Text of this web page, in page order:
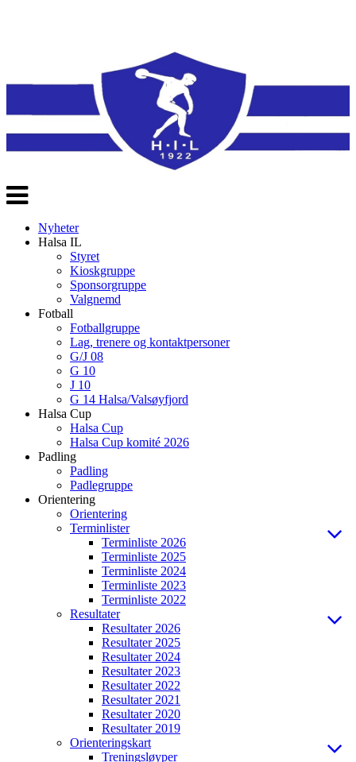
Veksle
navigasjon
Nyheter
Halsa IL
Styret
Kioskgruppe
Sponsorgruppe
Valgnemd
Fotball
Fotballgruppe
Lag, trenere og kontaktpersoner
G/J 08
G 10
J 10
G 14 Halsa/Valsøyfjord
Halsa Cup
Halsa Cup
Halsa Cup komité 2026
Padling
Padling
Padlegruppe
Orientering
Orientering
Terminlister
Terminliste 2026
Terminliste 2025
Terminliste 2024
Terminliste 2023
Terminliste 2022
Resultater
Resultater 2026
Resultater 2025
Resultater 2024
Resultater 2023
Resultater 2022
Resultater 2021
Resultater 2020
Resultater 2019
Orienteringskart
Treningsløyper